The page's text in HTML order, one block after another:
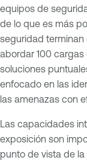
equipos de
de lo que es más
seguridad
abordar 100
soluciones
enfocado en las
las amenazas con
Las capacidades
exposición son
punto de vista de